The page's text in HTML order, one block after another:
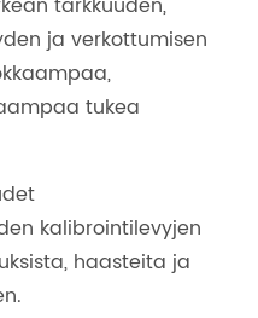
ja verkottumisen
tukea
kalibrointilevyjen
haasteita ja